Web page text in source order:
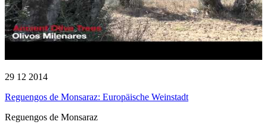
29 12 2014
Reguengos de Monsaraz: Europäische Weinstadt
Reguengos de Monsaraz